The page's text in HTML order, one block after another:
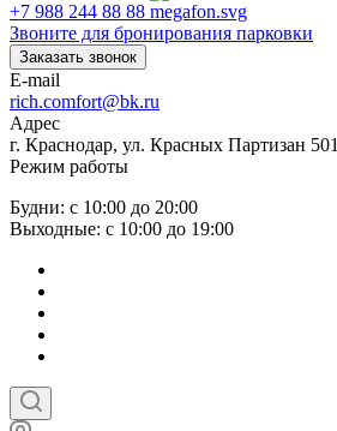
+7 988 244 88 88
Звоните для бронирования парковки
Заказать звонок
E-mail
rich.comfort@bk.ru
Адрес
г. Краснодар, ул. Красных Партизан 501
Режим работы
Будни: с 10:00 до 20:00
Выходные: с 10:00 до 19:00